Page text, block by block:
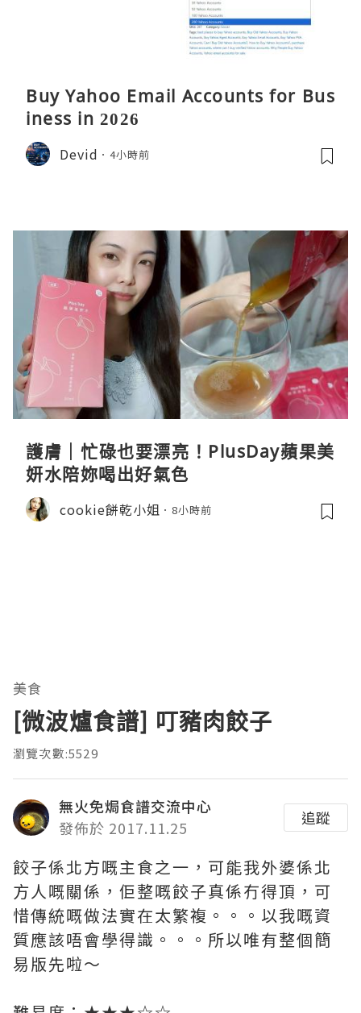
Buy Yahoo Email Accounts for Bus
iness in 2026
Devid 4小時前
護膚｜忙碌也要漂亮！PlusDay蘋果美
妍水陪妳喝出好氣色
cookie餅乾小姐 8小時前
美食
[微波爐食譜] 叮豬肉餃子
瀏覽次數:5529
無火免焗食譜交流中心
發佈於 2017.11.25
追蹤
餃子係北方嘅主食之一，可能我外婆係北
方人嘅關係，佢整嘅餃子真係冇得頂，可
惜傳統嘅做法實在太繁複。。。以我嘅資
質應該唔會學得識。。。所以唯有整個簡
易版先啦～